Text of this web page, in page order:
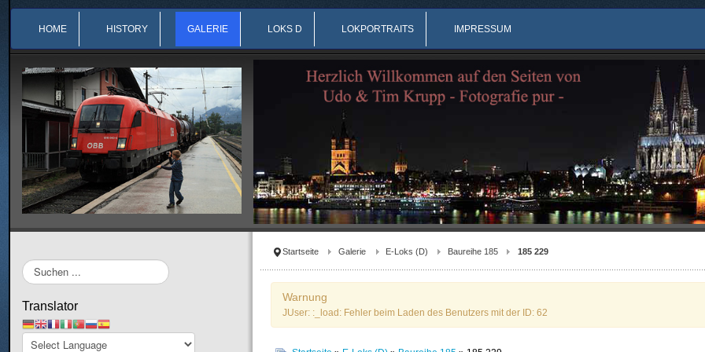
HOME HISTORY GALERIE LOKS D LOKPORTRAITS IMPRESSUM
Startseite Galerie E-Loks (D) Baureihe 185 185 229
Warnung
JUser: :_load: Fehler beim Laden des Benutzers mit der ID: 62
Suchen
...
Translator